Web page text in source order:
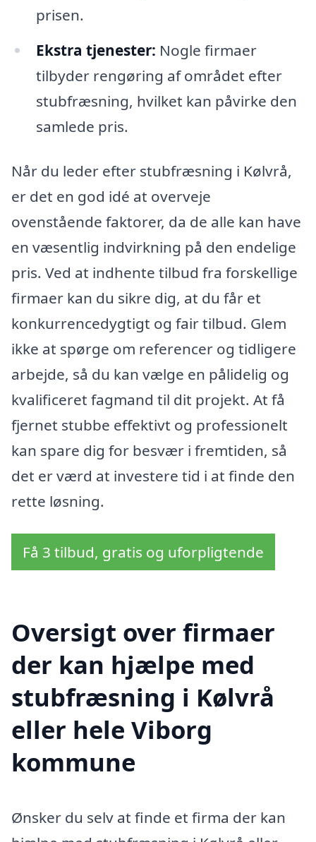
prisen.
Ekstra tjenester: Nogle firmaer
tilbyder rengøring af området efter
stubfræsning, hvilket kan påvirke den
samlede pris.
Når du leder efter stubfræsning i Kølvrå,
er det en god idé at overveje
ovenstående faktorer, da de alle kan have
en væsentlig indvirkning på den endelige
pris. Ved at indhente tilbud fra forskellige
firmaer kan du sikre dig, at du får et
konkurrencedygtigt og fair tilbud. Glem
ikke at spørge om referencer og tidligere
arbejde, så du kan vælge en pålidelig og
kvalificeret fagmand til dit projekt. At få
fjernet stubbe effektivt og professionelt
kan spare dig for besvær i fremtiden, så
det er værd at investere tid i at finde den
rette løsning.
Få 3 tilbud, gratis og uforpligtende
Oversigt over firmaer
der kan hjælpe med
stubfræsning i Kølvrå
eller hele Viborg
kommune
Ønsker du selv at finde et firma der kan